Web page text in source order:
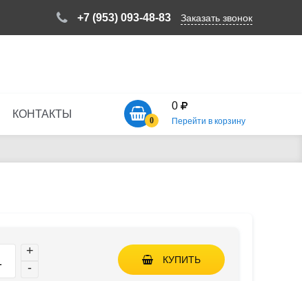
+7 (953) 093-48-83 Заказать звонок
КОНТАКТЫ
0
0
Перейти в корзину
+
-
КУПИТЬ